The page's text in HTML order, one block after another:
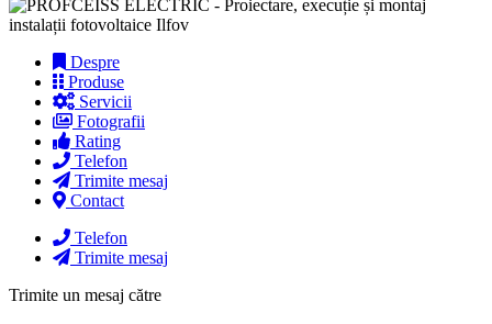
Despre
Produse
Servicii
Fotografii
Rating
Telefon
Trimite mesaj
Contact
Telefon
Trimite mesaj
Trimite un mesaj către